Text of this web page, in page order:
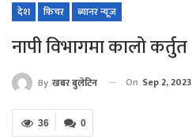
देश फिचर ब्यानर न्यूज
नापी विभागमा कालो कर्तुत
By खबर बुलेटिन On Sep 2, 2023
0
36